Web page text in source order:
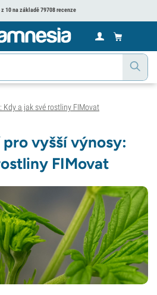
z 10 na základě 79708 recenze
Kdy a jak své rostliny FIMovat
vyšší výnosy:
FIMovat